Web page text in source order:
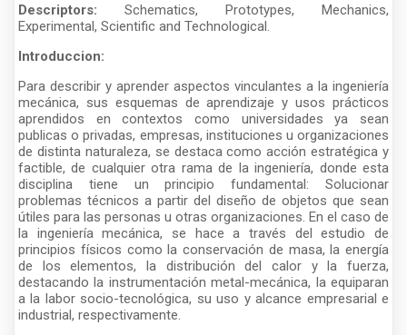
Descriptors: Schematics, Prototypes, Mechanics,
Experimental, Scientific and Technological.
Introduccion:
Para describir y aprender aspectos vinculantes a la ingeniería
mecánica, sus esquemas de aprendizaje y usos prácticos
aprendidos en contextos como universidades ya sean
publicas o privadas, empresas, instituciones u organizaciones
de distinta naturaleza, se destaca como acción estratégica y
factible, de cualquier otra rama de la ingeniería, donde esta
disciplina tiene un principio fundamental: Solucionar
problemas técnicos a partir del diseño de objetos que sean
útiles para las personas u otras organizaciones. En el caso de
la ingeniería mecánica, se hace a través del estudio de
principios físicos como la conservación de masa, la energía
de los elementos, la distribución del calor y la fuerza,
destacando la instrumentación metal-mecánica, la equiparan
a la labor socio-tecnológica, su uso y alcance empresarial e
industrial, respectivamente.